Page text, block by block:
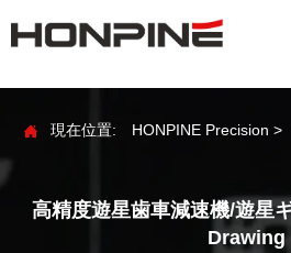
 現在位置: HONPINE Precision >
高精度遊星歯車減速機/遊星
Drawing